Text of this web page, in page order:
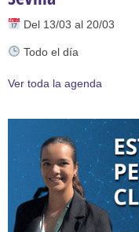
Del 13/03 al 20/03
Todo el día
Ver toda la agenda